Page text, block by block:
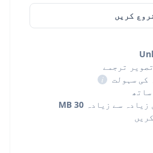
کریں
i
زیادہ سے زیادہ 30 MB